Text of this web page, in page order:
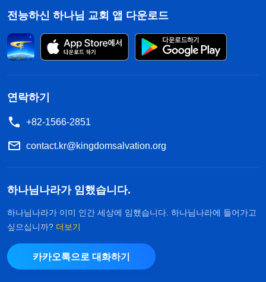
전능하신 하나님 교회 앱 다운로드
연락하기
+82-1566-2851
contact.kr@kingdomsalvation.org
하나님나라가 임했습니다.
하나님나라가 이미 인간 세상에 임했습니다. 하나님나라에 들어가고
싶으십니까? 더보기
카카오톡으로 대화하기